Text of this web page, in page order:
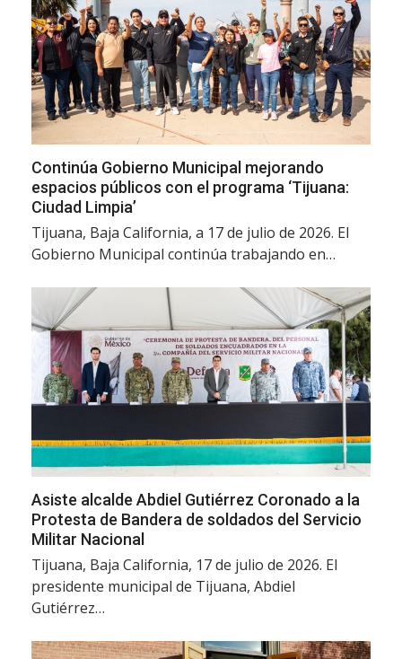
Continúa Gobierno Municipal mejorando
espacios públicos con el programa ‘Tijuana:
Ciudad Limpia’
Tijuana, Baja California, a 17 de julio de 2026. El
Gobierno Municipal continúa trabajando en…
Asiste alcalde Abdiel Gutiérrez Coronado a la
Protesta de Bandera de soldados del Servicio
Militar Nacional
Tijuana, Baja California, 17 de julio de 2026. El
presidente municipal de Tijuana, Abdiel
Gutiérrez…